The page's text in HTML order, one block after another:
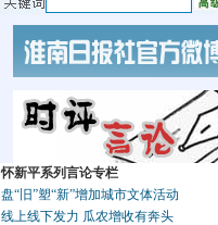
怀新平系列言论专栏
盘“旧”塑“新”增加城市文体活动
线上线下发力 瓜农增收有奔头